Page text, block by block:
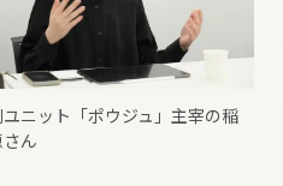
ニット「ポウジュ」主宰の稲
ん